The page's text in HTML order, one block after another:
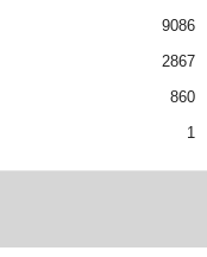
9086
2867
860
1